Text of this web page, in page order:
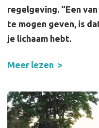
regelgeving. “Een
te mogen geven, is
je lichaam hebt.
Meer lezen